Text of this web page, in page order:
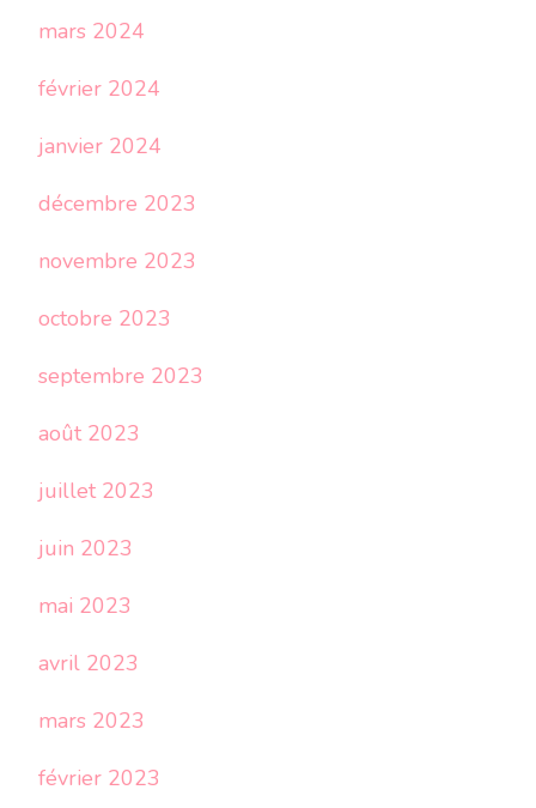
mars 2024
février 2024
janvier 2024
décembre 2023
novembre 2023
octobre 2023
septembre 2023
août 2023
juillet 2023
juin 2023
mai 2023
avril 2023
mars 2023
février 2023